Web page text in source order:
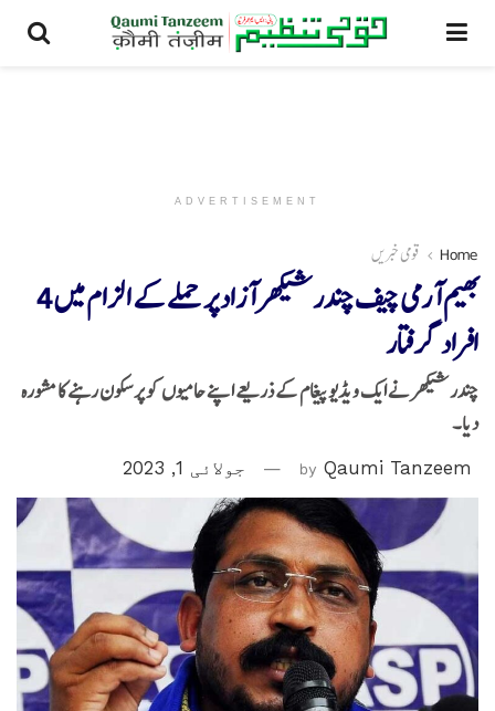
ADVERTISEMENT
Home قومی خبریں
بھیم آرمی چیف چندر شیکھر آزاد پر حملے کے الزام میں 4
افراد گرفتار
چندر شیکھر نے ایک ویڈیو پیغام کے ذریعے اپنے حامیوں کو پرسکون رہنے کا مشورہ
دیا۔
by Qaumi Tanzeem جولائی 1, 2023